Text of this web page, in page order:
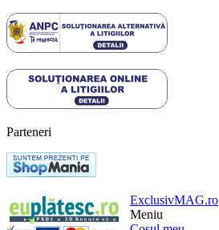
Parteneri
ExclusivMAG.ro
Meniu